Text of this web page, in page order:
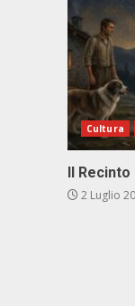
Cultura
Il Recinto
2 Luglio